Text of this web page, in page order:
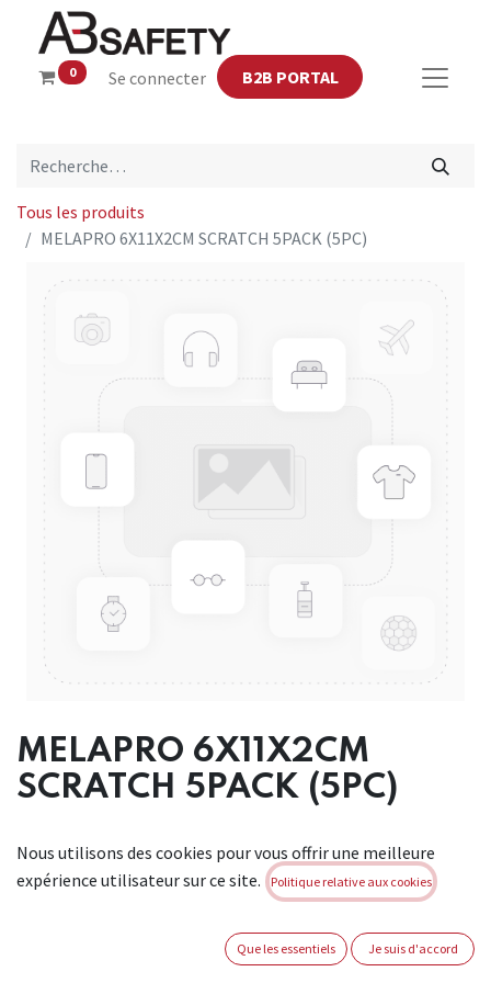
0 Se connecter B2B PORTAL
Tous les produits
MELAPRO 6X11X2CM SCRATCH 5PACK (5PC)
MELAPRO 6X11X2CM
SCRATCH 5PACK (5PC)
Not Available For Sale
Nous utilisons des cookies pour vous offrir une meilleure
expérience utilisateur sur ce site.
Politique relative aux cookies
Que les essentiels Je suis d'accord